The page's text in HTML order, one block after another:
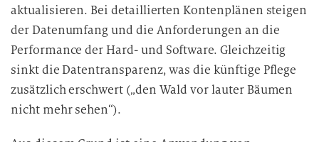
aktualisieren. Bei detaillierten Kontenplänen steigen
der Datenumfang und die Anforderungen an die
Performance der Hard- und Software. Gleichzeitig
sinkt die Datentransparenz, was die künftige Pflege
zusätzlich erschwert („den Wald vor lauter Bäumen
nicht mehr sehen“).